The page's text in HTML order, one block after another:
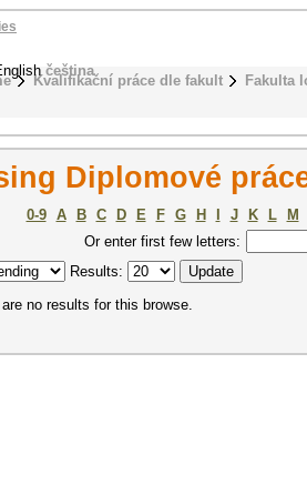
Kvalifikační práce dle fakult Fakulta
čeština
Diplomové
0-9 A B C D E F G H J K L M
Or enter first few letters:
Results:
no results for this browse.